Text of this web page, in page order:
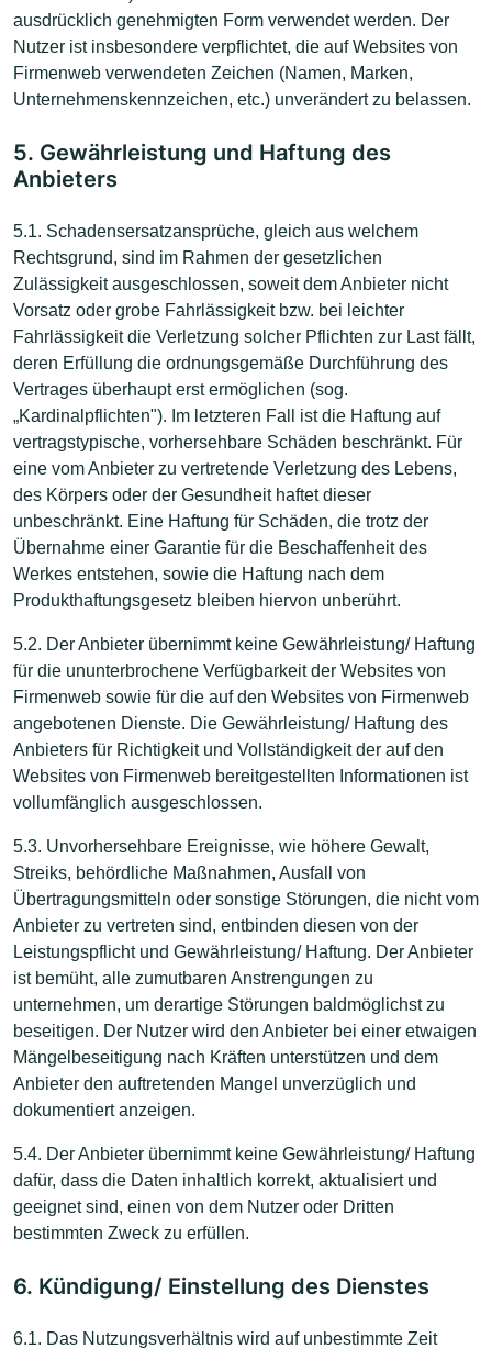
ausdrücklich genehmigten Form verwendet werden. Der
Nutzer ist insbesondere verpflichtet, die auf Websites von
Firmenweb verwendeten Zeichen (Namen, Marken,
Unternehmenskennzeichen, etc.) unverändert zu belassen.
5. Gewährleistung und Haftung des
Anbieters
5.1. Schadensersatzansprüche, gleich aus welchem
Rechtsgrund, sind im Rahmen der gesetzlichen
Zulässigkeit ausgeschlossen, soweit dem Anbieter nicht
Vorsatz oder grobe Fahrlässigkeit bzw. bei leichter
Fahrlässigkeit die Verletzung solcher Pflichten zur Last fällt,
deren Erfüllung die ordnungsgemäße Durchführung des
Vertrages überhaupt erst ermöglichen (sog.
„Kardinalpflichten"). Im letzteren Fall ist die Haftung auf
vertragstypische, vorhersehbare Schäden beschränkt. Für
eine vom Anbieter zu vertretende Verletzung des Lebens,
des Körpers oder der Gesundheit haftet dieser
unbeschränkt. Eine Haftung für Schäden, die trotz der
Übernahme einer Garantie für die Beschaffenheit des
Werkes entstehen, sowie die Haftung nach dem
Produkthaftungsgesetz bleiben hiervon unberührt.
5.2. Der Anbieter übernimmt keine Gewährleistung/ Haftung
für die ununterbrochene Verfügbarkeit der Websites von
Firmenweb sowie für die auf den Websites von Firmenweb
angebotenen Dienste. Die Gewährleistung/ Haftung des
Anbieters für Richtigkeit und Vollständigkeit der auf den
Websites von Firmenweb bereitgestellten Informationen ist
vollumfänglich ausgeschlossen.
5.3. Unvorhersehbare Ereignisse, wie höhere Gewalt,
Streiks, behördliche Maßnahmen, Ausfall von
Übertragungsmitteln oder sonstige Störungen, die nicht vom
Anbieter zu vertreten sind, entbinden diesen von der
Leistungspflicht und Gewährleistung/ Haftung. Der Anbieter
ist bemüht, alle zumutbaren Anstrengungen zu
unternehmen, um derartige Störungen baldmöglichst zu
beseitigen. Der Nutzer wird den Anbieter bei einer etwaigen
Mängelbeseitigung nach Kräften unterstützen und dem
Anbieter den auftretenden Mangel unverzüglich und
dokumentiert anzeigen.
5.4. Der Anbieter übernimmt keine Gewährleistung/ Haftung
dafür, dass die Daten inhaltlich korrekt, aktualisiert und
geeignet sind, einen von dem Nutzer oder Dritten
bestimmten Zweck zu erfüllen.
6. Kündigung/ Einstellung des Dienstes
6.1. Das Nutzungsverhältnis wird auf unbestimmte Zeit